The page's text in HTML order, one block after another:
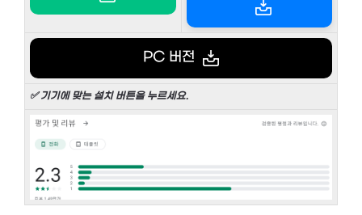
PC 버전
✅ 기기에 맞는 설치 버튼을 누르세요.